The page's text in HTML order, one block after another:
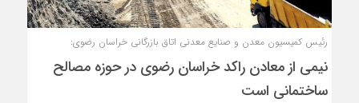
رئیس کمیسیون معدن و صنایع معدنی اتاق بازرگانی خراسان رضوی:
نیمی از معادن راکد خراسان رضوی در حوزه مصالح
ساختمانی است